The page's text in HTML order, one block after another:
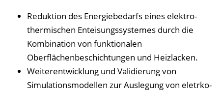
Reduktion des Energiebedarfs eines elektro-
thermischen Enteisungssystemes durch die
Kombination von funktionalen
Oberflächenbeschichtungen und Heizlacken.
Weiterentwicklung und Validierung von
Simulationsmodellen zur Auslegung von eletrko-